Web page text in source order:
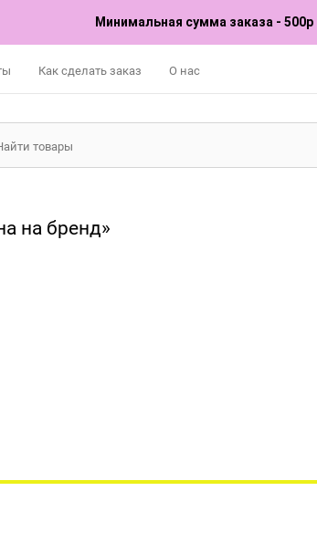
Минимальная сумма заказа - 500р
Как сделать заказ О нас
на бренд»